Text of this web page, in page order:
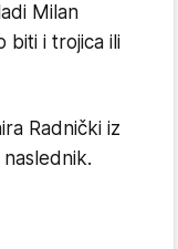
Milan
biti i trojica ili
Radnički iz